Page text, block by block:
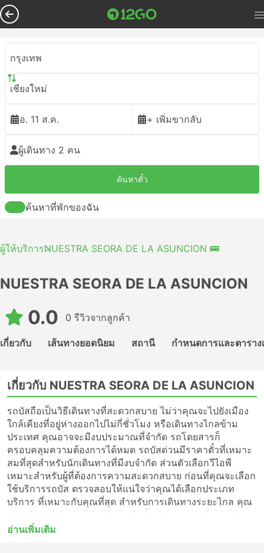
กรุงเทพ
เชียงใหม่
อ. 11 ส.ค. + เพิ่มขากลับ
ผู้เดินทาง 2 คน
ค้นหาตั๋ว
ค้นหาที่พักของฉัน
ผู้ให้บริการNUESTRA SEORA DE LA ASUNCION 🚌
NUESTRA SEORA DE LA ASUNCION
0.0 0 รีวิวจากลูกค้า
เกี่ยวกับ เส้นทางยอดนิยม สถานี กำหนดการและตาราง
เกี่ยวกับ NUESTRA SEORA DE LA ASUNCION
รถบัสถือเป็นวิธีเดินทางที่สะดวกสบาย ไม่ว่าคุณจะไปยังเมือง
ใกล้เคียงที่อยู่ห่างออกไปไม่กี่ชั่วโมง หรือเดินทางไกลข้าม
ประเทศ คุณอาจจะมีงบประมาณที่จำกัด รถโดยสารก็
ครอบคลุมความต้องการได้หมด รถบัสด่วนมีราคาตั๋วที่เหมาะ
สมที่สุดสำหรับนักเดินทางที่มีงบจำกัด ส่วนตัวเลือกวีไอพี
เหมาะสำหรับผู้ที่ต้องการความสะดวกสบาย ก่อนที่คุณจะเลือก
ใช้บริการรถบัส ตรวจสอบให้แน่ใจว่าคุณได้เลือกประเภท
บริการ ที่เหมาะกับคุณที่สุด สำหรับการเดินทางระยะไกล คุณ
แบบไม่แวะพักไปจนถึงจุดหมายปลายทางของคุณ หรือเพียงแค่
อ่านเพิ่มเติม